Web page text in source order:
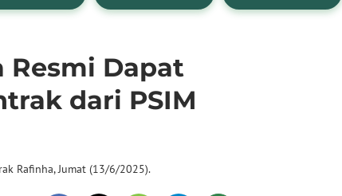
Resmi Dapat
dari PSIM
Rafinha, Jumat (13/6/2025).